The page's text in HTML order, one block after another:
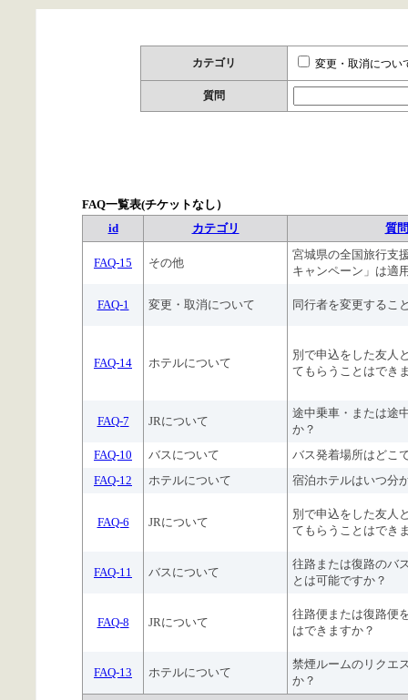
カテゴリ 変更・取消につい
質問
FAQ一覧表(チケットなし）
id
カテゴリ 質問
FAQ-15 その他
宮城県の全国旅行支
キャンペーン」は適
FAQ-1 変更・取消について 同行者を変更するこ
FAQ-14 ホテルについて
別で申込をした友人
てもらうことはでき
FAQ-7 JRについて
途中乗車・または途
か？
FAQ-10
バスについて
バス発着場所はどこ
FAQ-12
ホテルについて 宿泊ホテルはいつ分
FAQ-6 JRについて
別で申込をした友人
てもらうことはでき
FAQ-11 バスについて
往路または復路のバ
とは可能ですか？
FAQ-8 JRについて
往路便または復路便
はできますか？
FAQ-13 ホテルについて
禁煙ルームのリクエ
か？